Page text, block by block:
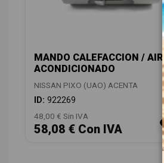
MANDO CALEFACCION / AIRE
ACONDICIONADO
NISSAN PIXO (UAO) ACENTA
ID: 922269
48,00 € Sin IVA
58,08 € Con IVA